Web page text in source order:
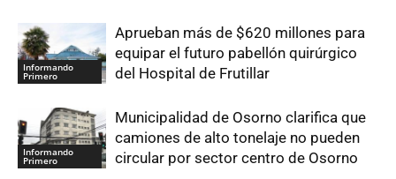
Informando
Primero
Aprueban más de $620 millones para
equipar el futuro pabellón quirúrgico
del Hospital de Frutillar
Informando
Primero
Municipalidad de Osorno clarifica que
camiones de alto tonelaje no pueden
circular por sector centro de Osorno